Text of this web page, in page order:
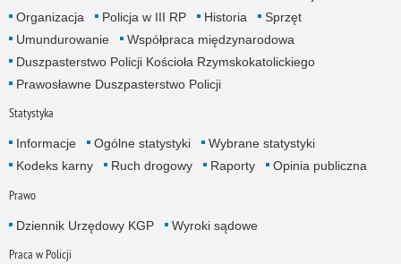
Organizacja
Policja w III RP Historia
Sprzęt
Umundurowanie
Współpraca międzynarodowa
Duszpasterstwo Policji Kościoła Rzymskokatolickiego
Prawosławne Duszpasterstwo Policji
Statystyka
Informacje Ogólne statystyki
Wybrane statystyki
Kodeks karny
Ruch drogowy Raporty Opinia publiczna
Prawo
Dziennik Urzędowy KGP Wyroki sądowe
Praca w Policji